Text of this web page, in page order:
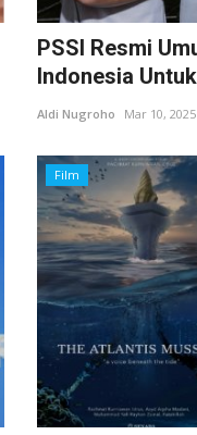
PSSI Resmi
Indonesia
Aldi Nugroho Mar 10, 2025
Film